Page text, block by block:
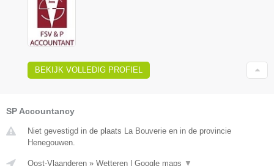
BEKIJK VOLLEDIG PROFIEL
SP Accountancy
Niet gevestigd in de plaats La Bouverie en in de provincie
Henegouwen.
Oost-Vlaanderen » Wetteren Google maps ▼